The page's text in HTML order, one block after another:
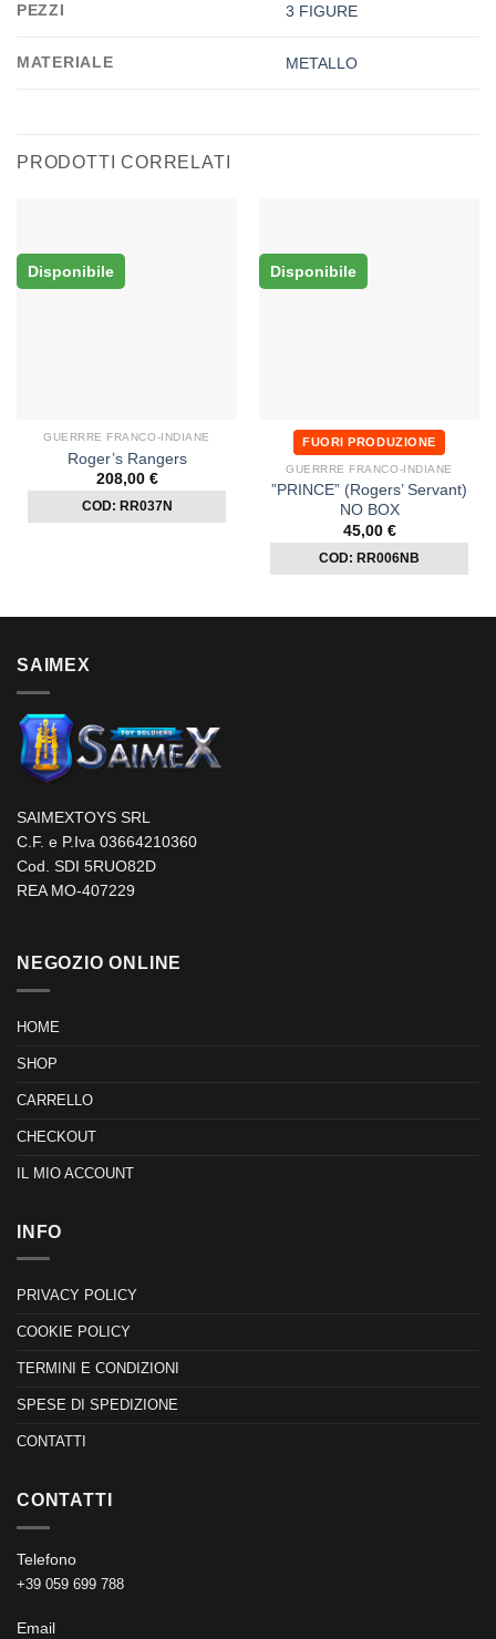
PEZZI 3 FIGURE
MATERIALE METALLO
PRODOTTI CORRELATI
Disponibile
GUERRRE FRANCO-INDIANE
Roger’s Rangers
208,00 €
COD: RR037N
Disponibile
FUORI PRODUZIONE
GUERRRE FRANCO-INDIANE
”PRINCE” (Rogers’ Servant)
NO BOX
45,00 €
COD: RR006NB
SAIMEX
SAIMEXTOYS SRL
C.F. e P.Iva 03664210360
Cod. SDI 5RUO82D
REA MO-407229
NEGOZIO ONLINE
HOME
SHOP
CARRELLO
CHECKOUT
IL MIO ACCOUNT
INFO
PRIVACY POLICY
COOKIE POLICY
TERMINI E CONDIZIONI
SPESE DI SPEDIZIONE
CONTATTI
CONTATTI
Telefono
+39 059 699 788
Email